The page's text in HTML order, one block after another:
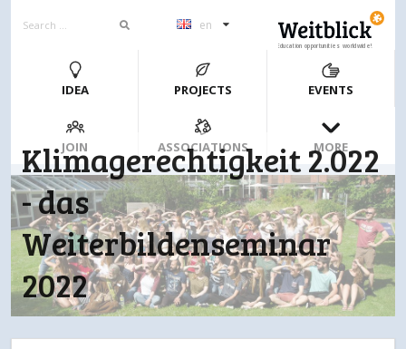
en
Education opportunities worldwide!
IDEA PROJECTS EVENTS
JOIN ASSOCIATIONS MORE
Klimagerechtigkeit 2.022
- das
Weiterbildenseminar
2022